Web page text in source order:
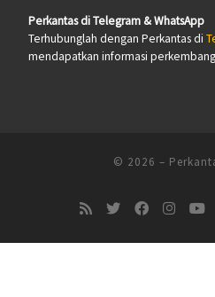
Perkantas di Telegram & WhatsApp
Terhubunglah dengan Perkantas di
mendapatkan informasi
© 2026 –